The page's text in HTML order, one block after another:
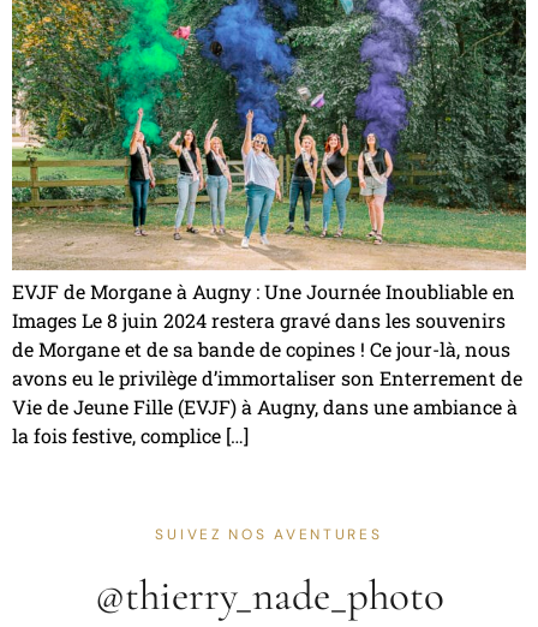
EVJF de Morgane à Augny : Une Journée Inoubliable en
Images Le 8 juin 2024 restera gravé dans les souvenirs
de Morgane et de sa bande de copines ! Ce jour-là, nous
avons eu le privilège d’immortaliser son Enterrement de
Vie de Jeune Fille (EVJF) à Augny, dans une ambiance à
la fois festive, complice […]
SUIVEZ NOS AVENTURES
@thierry_nade_photo